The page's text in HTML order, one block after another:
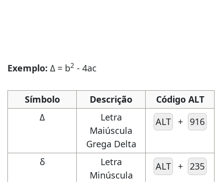
Exemplo: Δ = b2 - 4ac
Símbolo Descrição
Código ALT
Δ
Letra
Maiúscula
Grega Delta
ALT + 916
δ
Letra
Minúscula
ALT + 235